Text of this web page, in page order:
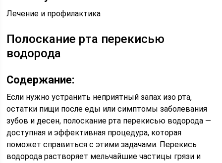
Лечение и профилактика
Полоскание рта перекисью
водорода
Содержание:
Если нужно устранить неприятный запах изо рта,
остатки пищи после еды или симптомы заболевания
зубов и десен, полоскание рта перекисью водорода —
доступная и эффективная процедура, которая
поможет справиться с этими задачами. Перекись
водорода растворяет мельчайшие частицы грязи и